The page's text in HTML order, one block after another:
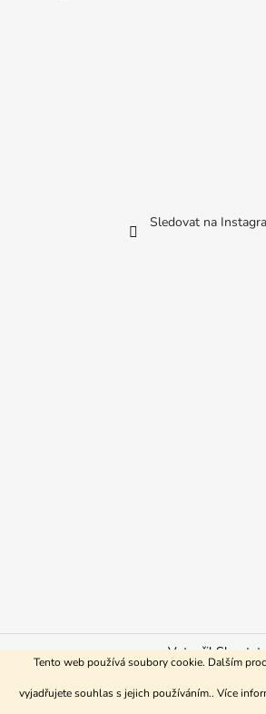
Tento web používá soubory cookie. Dalším
vyjadřujete souhlas s jejich používáním.. Více
Sledovat na
Vytvořil Shoptet